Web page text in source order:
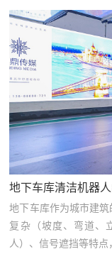
地下车库清洁机器
地下车库作为城市建
复杂（坡度、弯道、
人）、信号遮挡等特